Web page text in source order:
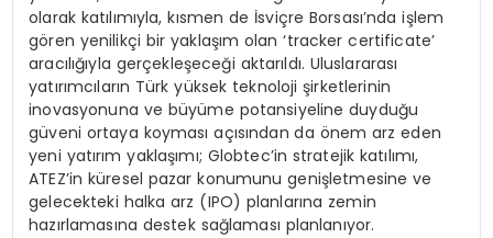
olarak katılımıyla, kısmen de İsviçre Borsası’nda işlem
gören yenilikçi bir yaklaşım olan ‘tracker certificate’
aracılığıyla gerçekleşeceği aktarıldı. Uluslararası
yatırımcıların Türk yüksek teknoloji şirketlerinin
inovasyonuna ve büyüme potansiyeline duyduğu
güveni ortaya koyması açısından da önem arz eden
yeni yatırım yaklaşımı; Globtec’in stratejik katılımı,
ATEZ’in küresel pazar konumunu genişletmesine ve
gelecekteki halka arz (IPO) planlarına zemin
hazırlamasına destek sağlaması planlanıyor.